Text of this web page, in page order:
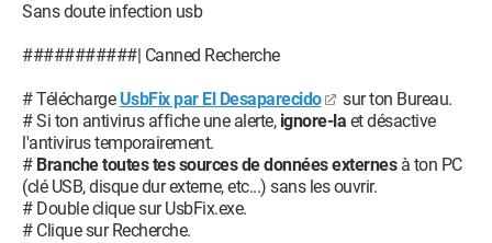
Sans doute infection usb
###########| Canned Recherche
# Télécharge UsbFix par El Desaparecido
sur ton Bureau.
# Si ton antivirus affiche une alerte,ignore-la et désactive
l'antivirus temporairement.
# Branche toutes tes sources de données externes à ton PC
(clé USB, disque dur externe, etc...) sans les ouvrir.
# Double clique sur UsbFix.exe.
# Clique sur Recherche.